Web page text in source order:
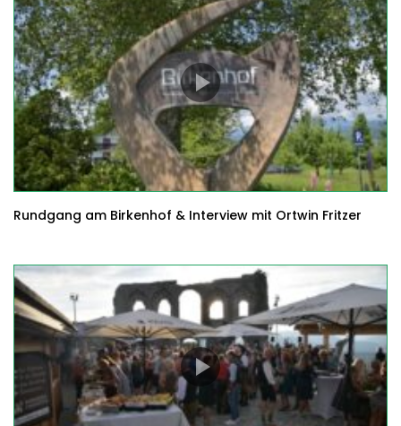
Rundgang am Birkenhof & Interview mit Ortwin Fritzer